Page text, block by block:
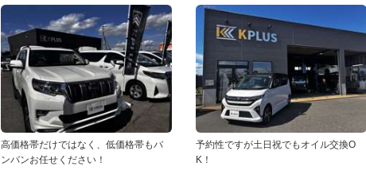
高価格帯だけではなく、低価格帯もバ
ンバンお任せください！
予約性ですが土日祝でもオイル交換O
K！